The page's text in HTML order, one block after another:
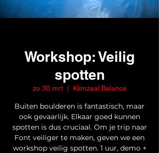
Workshop: Veilig
spotten
zo 30 mrt
  |
Klimzaal Balance
Buiten boulderen is fantastisch, maar
ook gevaarlijk. Elkaar goed kunnen
spotten is dus cruciaal. Om je trip naar
Font veiliger te maken, geven we een
workshop veilig spotten. 1 uur, demo +